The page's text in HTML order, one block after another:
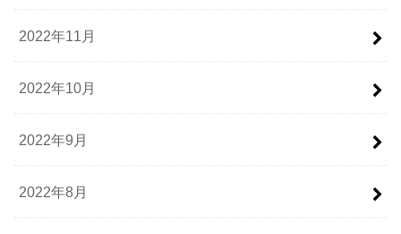
2022年11月
2022年10月
2022年9月
2022年8月